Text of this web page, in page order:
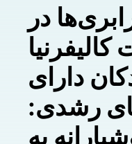
در
دارای
رشدی:
به